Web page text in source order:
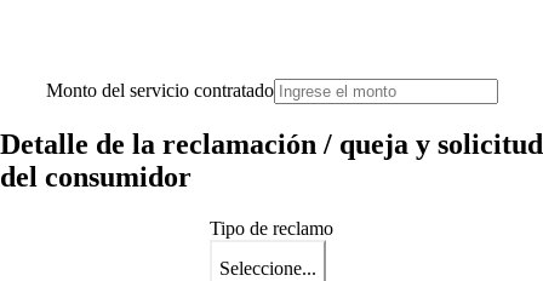
Monto del servicio contratado
Detalle de la reclamación / queja y solicitud
del consumidor
Tipo de reclamo
Seleccione...